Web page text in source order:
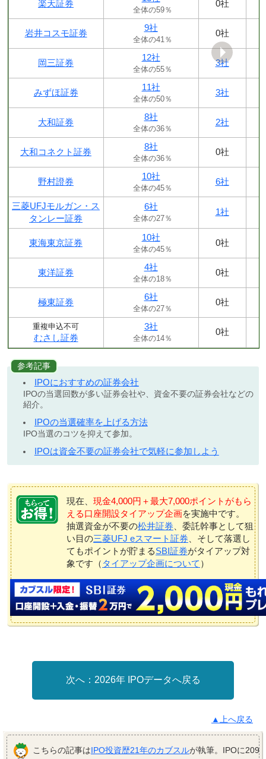
楽天証券
全体の59％
0社
岩井コスモ証券
9社
全体の41％
0社
岡三証券
12社
全体の55％
3社
みずほ証券
11社
全体の50％
3社
大和証券
8社
全体の36％
2社
大和コネクト証券
8社
全体の36％
0社
野村證券
10社
全体の45％
6社
三菱UFJモルガン・ス
タンレー証券
6社
全体の27％
1社
東海東京証券
10社
全体の45％
0社
東洋証券
4社
全体の18％
0社
極東証券
6社
全体の27％
0社
重複申込不可
むさし証券
3社
全体の14％
0社
参考記事
IPOにおすすめの証券会社
IPOの当選回数が多い証券会社や、資金不要の証券会社などの
紹介。
IPOの当選確率を上げる方法
IPO当選のコツを抑えて参加。
IPOは資金不要の証券会社で気軽に参加しよう
現在、 現金4,000円＋最大7,000ポイントがもら
える口座開設タイアップ企画を実施中です。
抽選資金が不要の松井証券 、委託幹事として狙
い目の三菱UFJ eスマート証券 、そして落選し
てもポイントが貯まるSBI証券がタイアップ対
象です（ タイアップ企画について ）
2026年 IPOデータへ戻る
▲上へ戻る
こちらの記事はIPO投資歴21年のカブスルが執筆。IPOに209